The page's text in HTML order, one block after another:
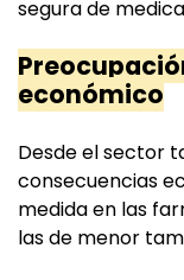
segura de
económico
Desde el sector
consecuencias
medida en las
las de menor